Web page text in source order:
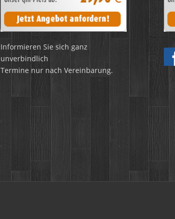
Informieren Sie sich ganz
unverbindlich
Termine nur nach Vereinbarung.